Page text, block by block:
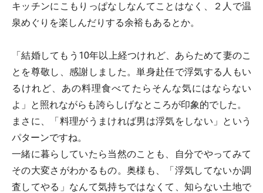
キッチンにこもりっぱなしなんてことはなく、２人で温
泉めぐりを楽しんだりする余裕もあるとか。
「結婚してもう10年以上経つけれど、あらためて妻のこ
とを尊敬し、感謝しました。単身赴任で浮気する人もい
るけれど、あの料理食べてたらそんな気にはならない
よ」と照れながらも誇らしげなところが印象的でした。
まさに、「料理がうまければ男は浮気をしない」という
パターンですね。
一緒に暮らしていたら当然のことも、自分でやってみて
その大変さがわかるもの。奥様も、「浮気してないか調
査してやる」なんて気持ちではなくて、知らない土地で